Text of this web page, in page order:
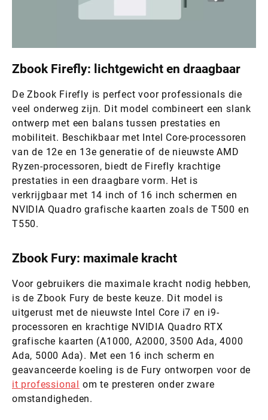
Zbook Firefly: lichtgewicht en draagbaar
De Zbook Firefly is perfect voor professionals die
veel onderweg zijn. Dit model combineert een slank
ontwerp met een balans tussen prestaties en
mobiliteit. Beschikbaar met Intel Core-processoren
van de 12e en 13e generatie of de nieuwste AMD
Ryzen-processoren, biedt de Firefly krachtige
prestaties in een draagbare vorm. Het is
verkrijgbaar met 14 inch of 16 inch schermen en
NVIDIA Quadro grafische kaarten zoals de T500 en
T550.
Zbook Fury: maximale kracht
Voor gebruikers die maximale kracht nodig hebben,
is de Zbook Fury de beste keuze. Dit model is
uitgerust met de nieuwste Intel Core i7 en i9-
processoren en krachtige NVIDIA Quadro RTX
grafische kaarten (A1000, A2000, 3500 Ada, 4000
Ada, 5000 Ada). Met een 16 inch scherm en
geavanceerde koeling is de Fury ontworpen voor de
it professional om te presteren onder zware
omstandigheden.